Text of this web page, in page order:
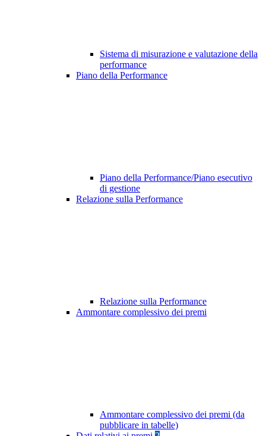
Sistema di misurazione e valutazione della
performance
Piano della Performance
Piano della Performance/Piano esecutivo
di gestione
Relazione sulla Performance
Relazione sulla Performance
Ammontare complessivo dei premi
Ammontare complessivo dei premi (da
pubblicare in tabelle)